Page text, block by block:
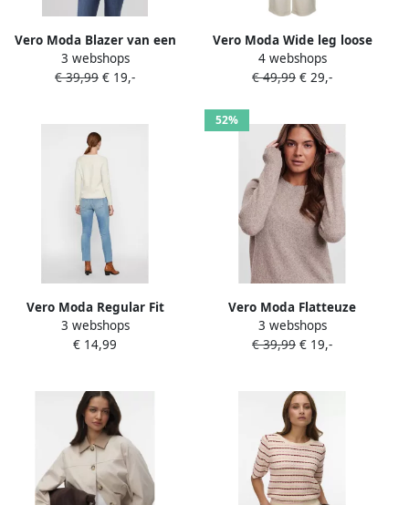
Vero Moda Blazer van een
mix van viscose en linnen
met 3 4-mouwen model
3 webshops
€ 39,99 € 19,-
Vero Moda Wide leg loose
fit jeans van katoenmix
model 'Tessa'
4 webshops
€ 49,99 € 29,-
Vero Moda Regular Fit
gebreide pullover met
crewneck model 'DOFFY'
3 webshops
€ 14,99
52%
Vero Moda Flatteuze
gebreide jurk met ronde
hals model 'DOFFY'
3 webshops
€ 39,99 € 19,-